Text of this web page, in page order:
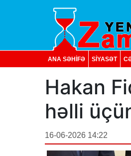
ANA SƏHİFƏ SİYASƏT
Hakan
həlli
16-06-2026 14:22